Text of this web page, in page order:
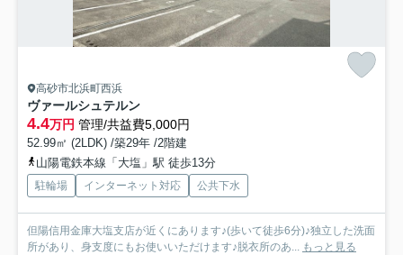
高砂市北浜町西浜
ヴァールシュテルン
4.4万円 管理/共益費5,000円
52.99㎡ (2LDK) /築29年 /2階建
山陽電鉄本線「大塩」駅 徒歩13分
駐輪場 インターネット対応 公共下水
但陽信用金庫大塩支店が近くにあります♪(歩いて徒歩6分)♪独立した洗面
所があり、身支度にもお使いいただけます♪脱衣所のあ... もっと見る